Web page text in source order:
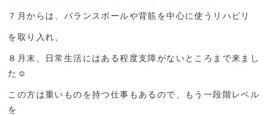
７月からは、バランスボールや背筋を中心に使うリハビリ
を取り入れ、
８月末、日常生活にはある程度支障がないところまで来まし
た☺
この方は重いものを持つ仕事もあるので、もう一段階レベル
を